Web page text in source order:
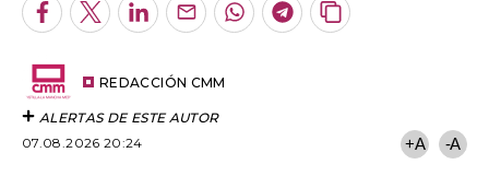
Facebook
TwitterLinkedInEnviarWhatsapp
Telegram
Copiar
REDACCIÓN CMM
ALERTAS DE ESTE AUTOR
07.08.2026 20:24
+A -A